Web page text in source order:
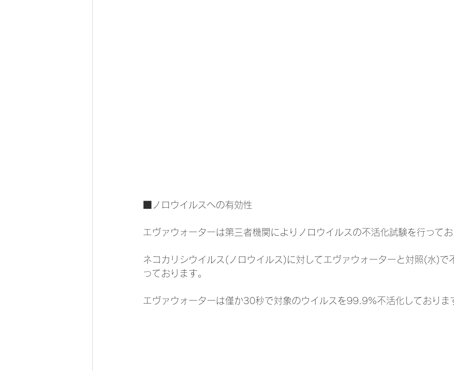
■ノロウイルスへの有効性
エヴァウォーターは第三者機関によりノロウイルスの不活化試験を行って
ネコカリシウイルス(ノロウイルス)に対してエヴァウォーターと対照(水)で
っております。
エヴァウォーターは僅か30秒で対象のウイルスを99.9%不活化しておりま